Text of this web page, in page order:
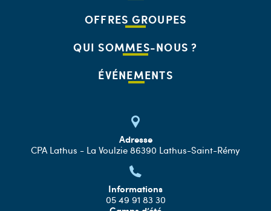
OFFRES GROUPES
QUI SOMMES-NOUS ?
ÉVÉNEMENTS
Adresse
CPA Lathus - La Voulzie 86390 Lathus-Saint-Rémy
Informations
05 49 91 83 30